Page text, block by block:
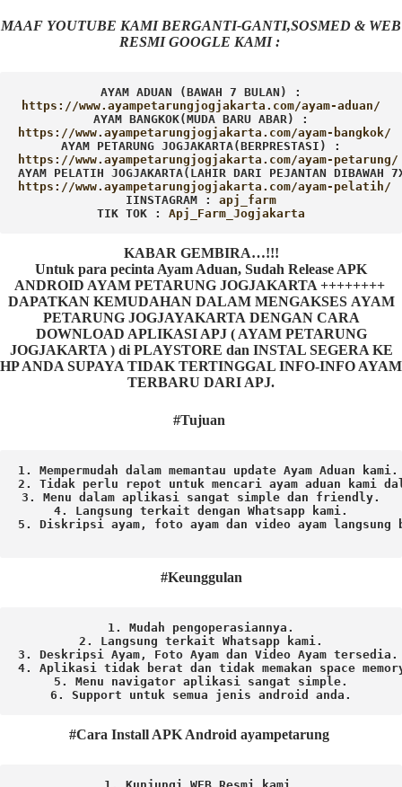
MAAF YOUTUBE KAMI BERGANTI-GANTI,SOSMED & WEB
RESMI GOOGLE KAMI :
AYAM ADUAN (BAWAH 7 BULAN) :
AYAM BANGKOK(MUDA BARU ABAR) :
AYAM PETARUNG JOGJAKARTA(BERPRESTASI) :
AYAM PELATIH JOGJAKARTA(LAHIR DARI PEJANTAN DIBAWAH
IINSTAGRAM :
TIK TOK : Apj_Farm_Jogjakarta
KABAR GEMBIRA…!!!
Untuk para pecinta Ayam Aduan, Sudah Release APK
ANDROID AYAM PETARUNG JOGJAKARTA ++++++++
DAPATKAN KEMUDAHAN DALAM MENGAKSES AYAM
PETARUNG JOGJAYAKARTA DENGAN CARA
DOWNLOAD APLIKASI APJ ( AYAM PETARUNG
JOGJAKARTA ) di PLAYSTORE dan INSTAL SEGERA KE
HP ANDA SUPAYA TIDAK TERTINGGAL INFO-INFO AYAM
TERBARU DARI APJ.
#Tujuan
1. Mempermudah dalam memantau update Ayam Aduan kami.
2. Tidak perlu repot untuk mencari ayam aduan kami
3. Menu dalam aplikasi sangat simple dan friendly.
4. Langsung terkait dengan Whatsapp kami.
5. Diskripsi ayam, foto ayam dan video ayam
#Keunggulan
1. Mudah pengoperasiannya.
2. Langsung terkait Whatsapp kami.
3. Deskripsi Ayam, Foto Ayam dan Video Ayam tersedia.
4. Aplikasi tidak berat dan tidak memakan space
5. Menu navigator aplikasi sangat simple.
6. Support untuk semua jenis android anda.
#Cara Install APK Android ayampetarung